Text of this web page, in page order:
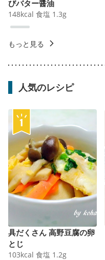
びバター醤油
148kcal 食塩 1.3g
もっと見る
人気のレシピ
具だくさん 高野豆腐の卵
とじ
103kcal 食塩 1.2g